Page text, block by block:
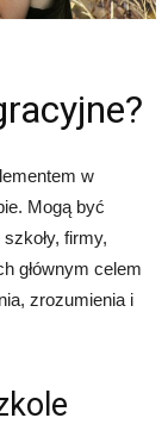
w
Mogą być
firmy,
głównym celem
zrozumienia i